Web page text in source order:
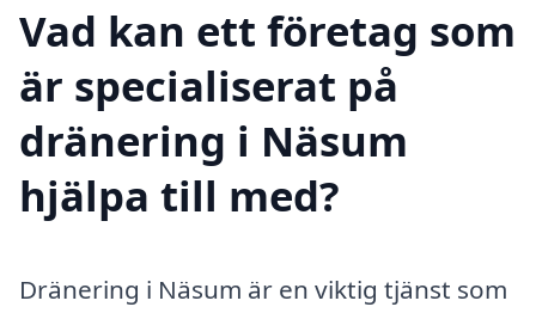
Vad kan ett företag som
är specialiserat på
dränering i Näsum
hjälpa till med?
Dränering i Näsum är en viktig tjänst som